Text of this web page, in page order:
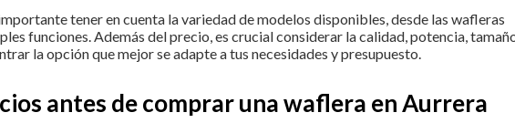
tener en cuenta la variedad de modelos disponibles, desde las wafleras
funciones. Además del precio, es crucial considerar la calidad, potencia,
la opción que mejor se adapte a tus necesidades y presupuesto.
antes de comprar una waflera en Aurrera